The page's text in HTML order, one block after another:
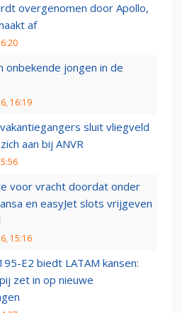
overgenomen door Apollo,
af
onbekende jongen in de
16:19
sluit vliegveld
aan bij ANVR
voor vracht doordat onder
en easyJet slots vrijgeven
15:16
E2 biedt LATAM kansen:
zet in op nieuwe